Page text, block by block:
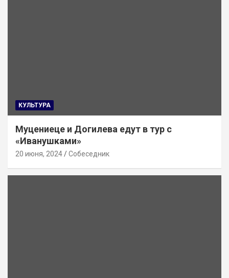
КУЛЬТУРА
Муцениеце и Догилева едут в тур с
«Иванушками»
20 июня, 2024 Собеседник